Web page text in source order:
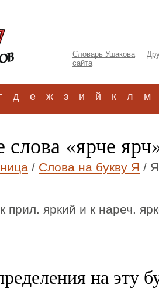
Словарь Ушакова
сайта
д е ж з и й к л м
слова «ярче
/ Слова на букву Я /
прил. яркий и к нареч.
на эту